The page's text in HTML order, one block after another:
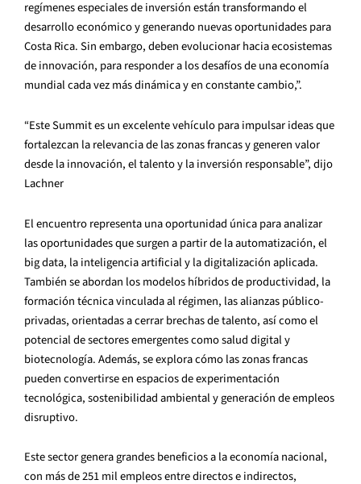
regímenes especiales de inversión están transformando el
desarrollo económico y generando nuevas oportunidades para
Costa Rica. Sin embargo, deben evolucionar hacia ecosistemas
de innovación, para responder a los desafíos de una economía
mundial cada vez más dinámica y en constante cambio,”.
“Este Summit es un excelente vehículo para impulsar ideas que
fortalezcan la relevancia de las zonas francas y generen valor
desde la innovación, el talento y la inversión responsable”, dijo
Lachner
El encuentro representa una oportunidad única para analizar
las oportunidades que surgen a partir de la automatización, el
big data, la inteligencia artificial y la digitalización aplicada.
También se abordan los modelos híbridos de productividad, la
formación técnica vinculada al régimen, las alianzas público-
privadas, orientadas a cerrar brechas de talento, así como el
potencial de sectores emergentes como salud digital y
biotecnología. Además, se explora cómo las zonas francas
pueden convertirse en espacios de experimentación
tecnológica, sostenibilidad ambiental y generación de empleos
disruptivo.
Este sector genera grandes beneficios a la economía nacional,
con más de 251 mil empleos entre directos e indirectos,